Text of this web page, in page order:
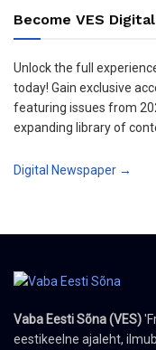
Become VES
Unlock the full
today! Gain exclusive
featuring issues from
expanding library of
Digital Newspaper →
Vaba Eesti Sõna (VES)
eestikeelne ajaleht,